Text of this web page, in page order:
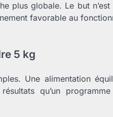
plus globale. Le but n’est
favorable au
5 kg
Une alimentation
qu’un